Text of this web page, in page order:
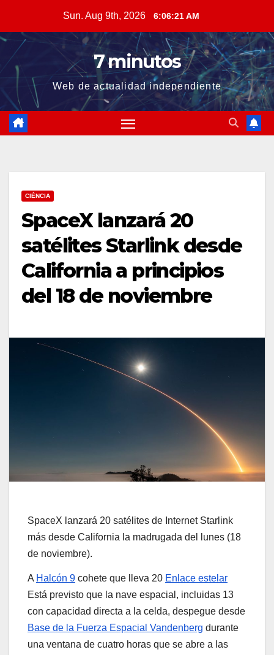
content
Sun. Aug 9th, 2026 6:06:22 AM
7 minutos
Web de actualidad independiente
CIÉNCIA
SpaceX lanzará 20
satélites Starlink desde
California a principios
del 18 de noviembre
SpaceX lanzará 20 satélites de Internet Starlink
más desde California la madrugada del lunes (18
de noviembre).
A Halcón 9 cohete que lleva 20 Enlace estelar
Está previsto que la nave espacial, incluidas 13
con capacidad directa a la celda, despegue desde
Base de la Fuerza Espacial Vandenberg durante
una ventana de cuatro horas que se abre a las